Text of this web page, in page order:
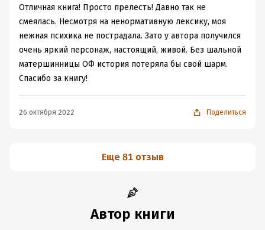
Отличная книга! Просто прелесть! Давно так не
смеялась. Несмотря на ненормативную лексику, моя
нежная психика не пострадала. Зато у автора получился
очень яркий персонаж, настоящий, живой. Без шальной
матершинницы ОФ история потеряла бы свой шарм.
Спасибо за книгу!
26 октября 2022 Поделиться
Еще 81 отзыв
Автор книги